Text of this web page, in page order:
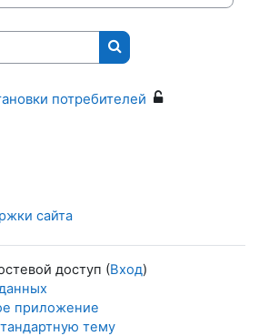
Поиск курса
потребителей
сайта
доступ (Вход)
приложение
тему